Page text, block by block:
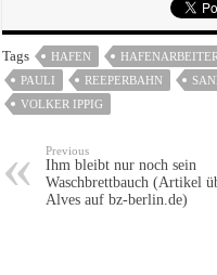
Tags HAFEN HAFENARBEITER
PAULI
REEPERBAHN
VOLKER IPPIG
Previous
Ihm bleibt nur noch sein
Waschbrettbauch (Artikel
Alves auf bz-berlin.de)